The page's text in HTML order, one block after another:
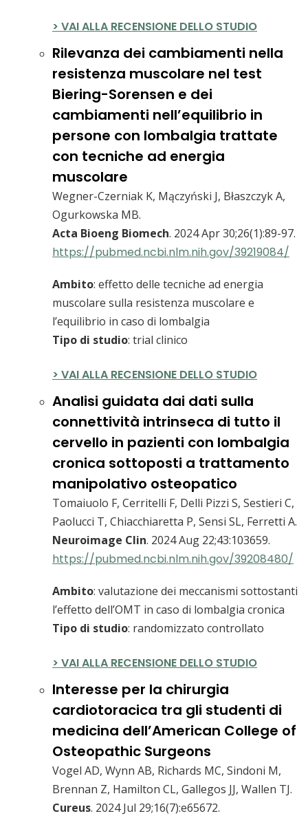
> VAI ALLA RECENSIONE DELLO STUDIO
Rilevanza dei cambiamenti nella
resistenza muscolare nel test
Biering-Sorensen e dei
cambiamenti nell’equilibrio in
persone con lombalgia trattate
con tecniche ad energia
muscolare
Wegner-Czerniak K, Mączyński J, Błaszczyk A,
Ogurkowska MB.
Acta Bioeng Biomech. 2024 Apr 30;26(1):89-97.
https://pubmed.ncbi.nlm.nih.gov/39219084/
Ambito: effetto delle tecniche ad energia
muscolare sulla resistenza muscolare e
l’equilibrio in caso di lombalgia
Tipo di studio: trial clinico
> VAI ALLA RECENSIONE DELLO STUDIO
Analisi guidata dai dati sulla
connettività intrinseca di tutto il
cervello in pazienti con lombalgia
cronica sottoposti a trattamento
manipolativo osteopatico
Tomaiuolo F, Cerritelli F, Delli Pizzi S, Sestieri C,
Paolucci T, Chiacchiaretta P, Sensi SL, Ferretti A.
Neuroimage Clin. 2024 Aug 22;43:103659.
https://pubmed.ncbi.nlm.nih.gov/39208480/
Ambito: valutazione dei meccanismi sottostanti
l’effetto dell’OMT in caso di lombalgia cronica
Tipo di studio: randomizzato controllato
> VAI ALLA RECENSIONE DELLO STUDIO
Interesse per la chirurgia
cardiotoracica tra gli studenti di
medicina dell’American College of
Osteopathic Surgeons
Vogel AD, Wynn AB, Richards MC, Sindoni M,
Brennan Z, Hamilton CL, Gallegos JJ, Wallen TJ.
Cureus. 2024 Jul 29;16(7):e65672.